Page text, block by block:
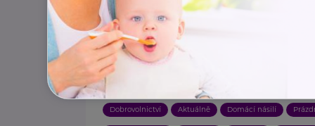
Závislosti Zajímavost
Vztahy Porod
Násilí Hračky
Rodič
Dobrovolnictví Aktuálně Domácí násilí